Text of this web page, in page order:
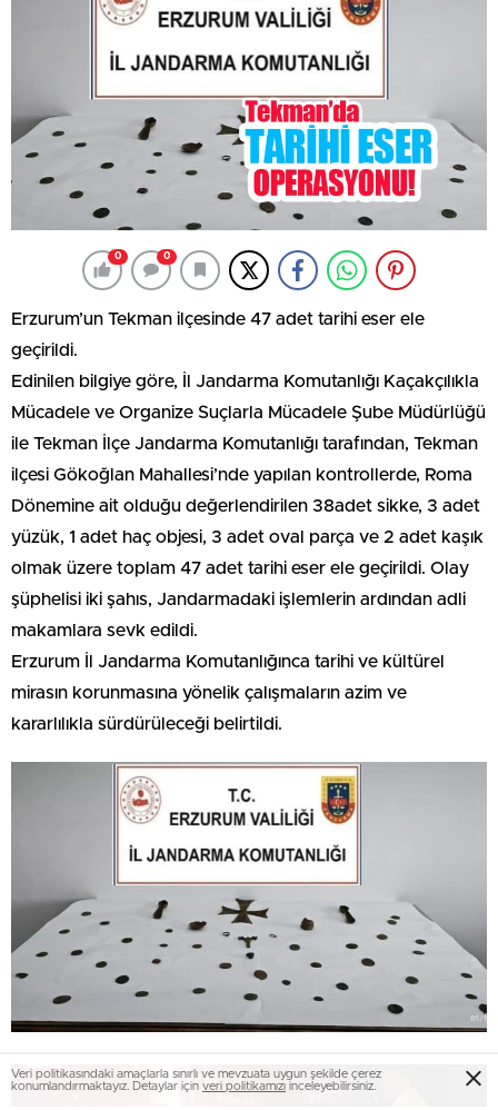
0 0
Erzurum’un Tekman ilçesinde 47 adet tarihi eser ele
geçirildi.
Edinilen bilgiye göre, İl Jandarma Komutanlığı Kaçakçılıkla
Mücadele ve Organize Suçlarla Mücadele Şube Müdürlüğü
ile Tekman İlçe Jandarma Komutanlığı tarafından, Tekman
ilçesi Gökoğlan Mahallesi’nde yapılan kontrollerde, Roma
Dönemine ait olduğu değerlendirilen 38adet sikke, 3 adet
yüzük, 1 adet haç objesi, 3 adet oval parça ve 2 adet kaşık
olmak üzere toplam 47 adet tarihi eser ele geçirildi. Olay
şüphelisi iki şahıs, Jandarmadaki işlemlerin ardından adli
makamlara sevk edildi.
Erzurum İl Jandarma Komutanlığınca tarihi ve kültürel
mirasın korunmasına yönelik çalışmaların azim ve
kararlılıkla sürdürüleceği belirtildi.
Veri politikasındaki amaçlarla sınırlı ve mevzuata uygun şekilde çerez
konumlandırmaktayız. Detaylar için veri politikamızı inceleyebilirsiniz.